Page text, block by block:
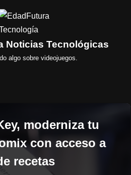
Noticias Tecnológicas
algo sobre videojuegos.
moderniza tu
con acceso a
recetas